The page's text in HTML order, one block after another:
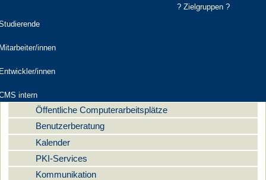
? Zielgruppen ?
innen
innen
intern
Computer- und Medienservice
Digitale Medien
Öffentliche Computerarbeitsplätze
Benutzerberatung
Kalender
PKI-Services
Kommunikation